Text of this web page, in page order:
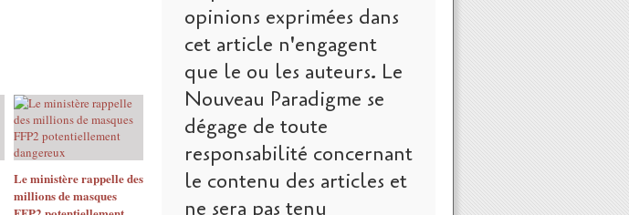
Le ministère rappelle des
millions de masques
opinions exprimées dans
cet article n'engagent
que le ou les auteurs. Le
Nouveau Paradigme se
dégage de toute
responsabilité concernant
le contenu des articles et
ne sera pas tenu